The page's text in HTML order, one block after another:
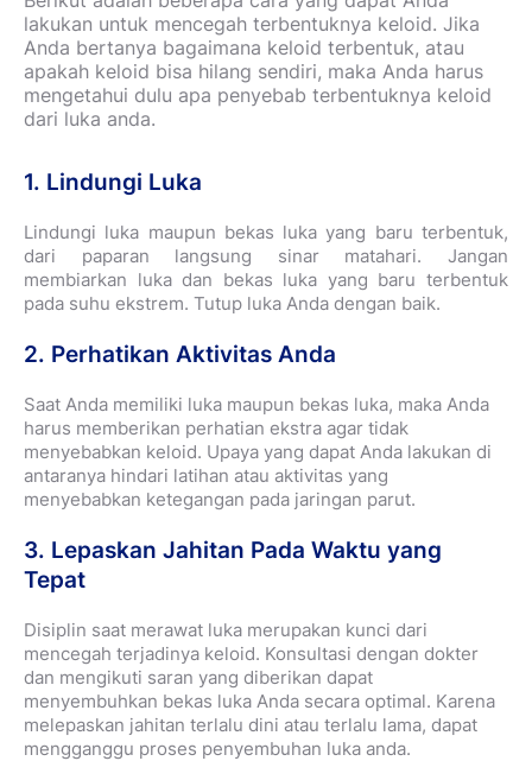
lakukan untuk mencegah terbentuknya keloid. Jika
Anda bertanya bagaimana keloid terbentuk, atau
apakah keloid bisa hilang sendiri, maka Anda harus
mengetahui dulu apa penyebab terbentuknya keloid
dari luka anda.
1. Lindungi Luka
Lindungi luka maupun bekas luka yang baru terbentuk,
dari paparan langsung sinar matahari. Jangan
membiarkan luka dan bekas luka yang baru terbentuk
pada suhu ekstrem. Tutup luka Anda dengan baik.
2. Perhatikan Aktivitas Anda
Saat Anda memiliki luka maupun bekas luka, maka Anda
harus memberikan perhatian ekstra agar tidak
menyebabkan keloid. Upaya yang dapat Anda lakukan di
antaranya hindari latihan atau aktivitas yang
menyebabkan ketegangan pada jaringan parut.
3. Lepaskan Jahitan Pada Waktu yang
Tepat
Disiplin saat merawat luka merupakan kunci dari
mencegah terjadinya keloid. Konsultasi dengan dokter
dan mengikuti saran yang diberikan dapat
menyembuhkan bekas luka Anda secara optimal. Karena
melepaskan jahitan terlalu dini atau terlalu lama, dapat
mengganggu proses penyembuhan luka anda.